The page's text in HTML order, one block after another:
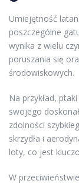
Umiejętność
poszczególne
wynika z wielu
poruszania się
środowiskowych.
Na przykład,
swojego
zdolności
skrzydła i
loty, co jest
W